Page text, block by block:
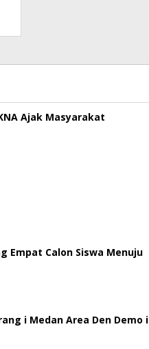
Ajak Masyarakat
Empat Calon Siswa Menuju
i Medan Area Den Demo i